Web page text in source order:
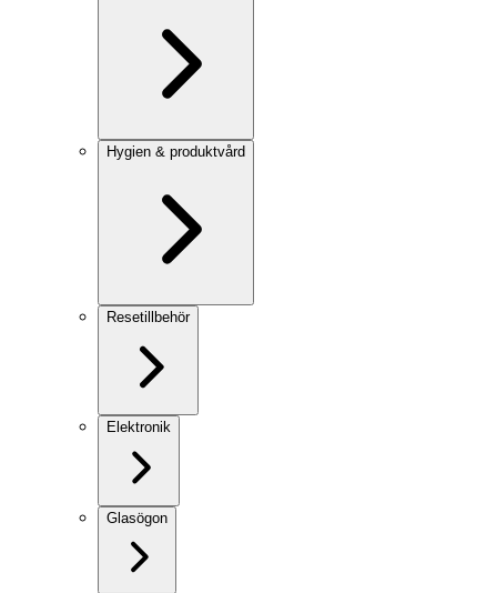
Hygien & produktvård
Resetillbehör
Elektronik
Glasögon